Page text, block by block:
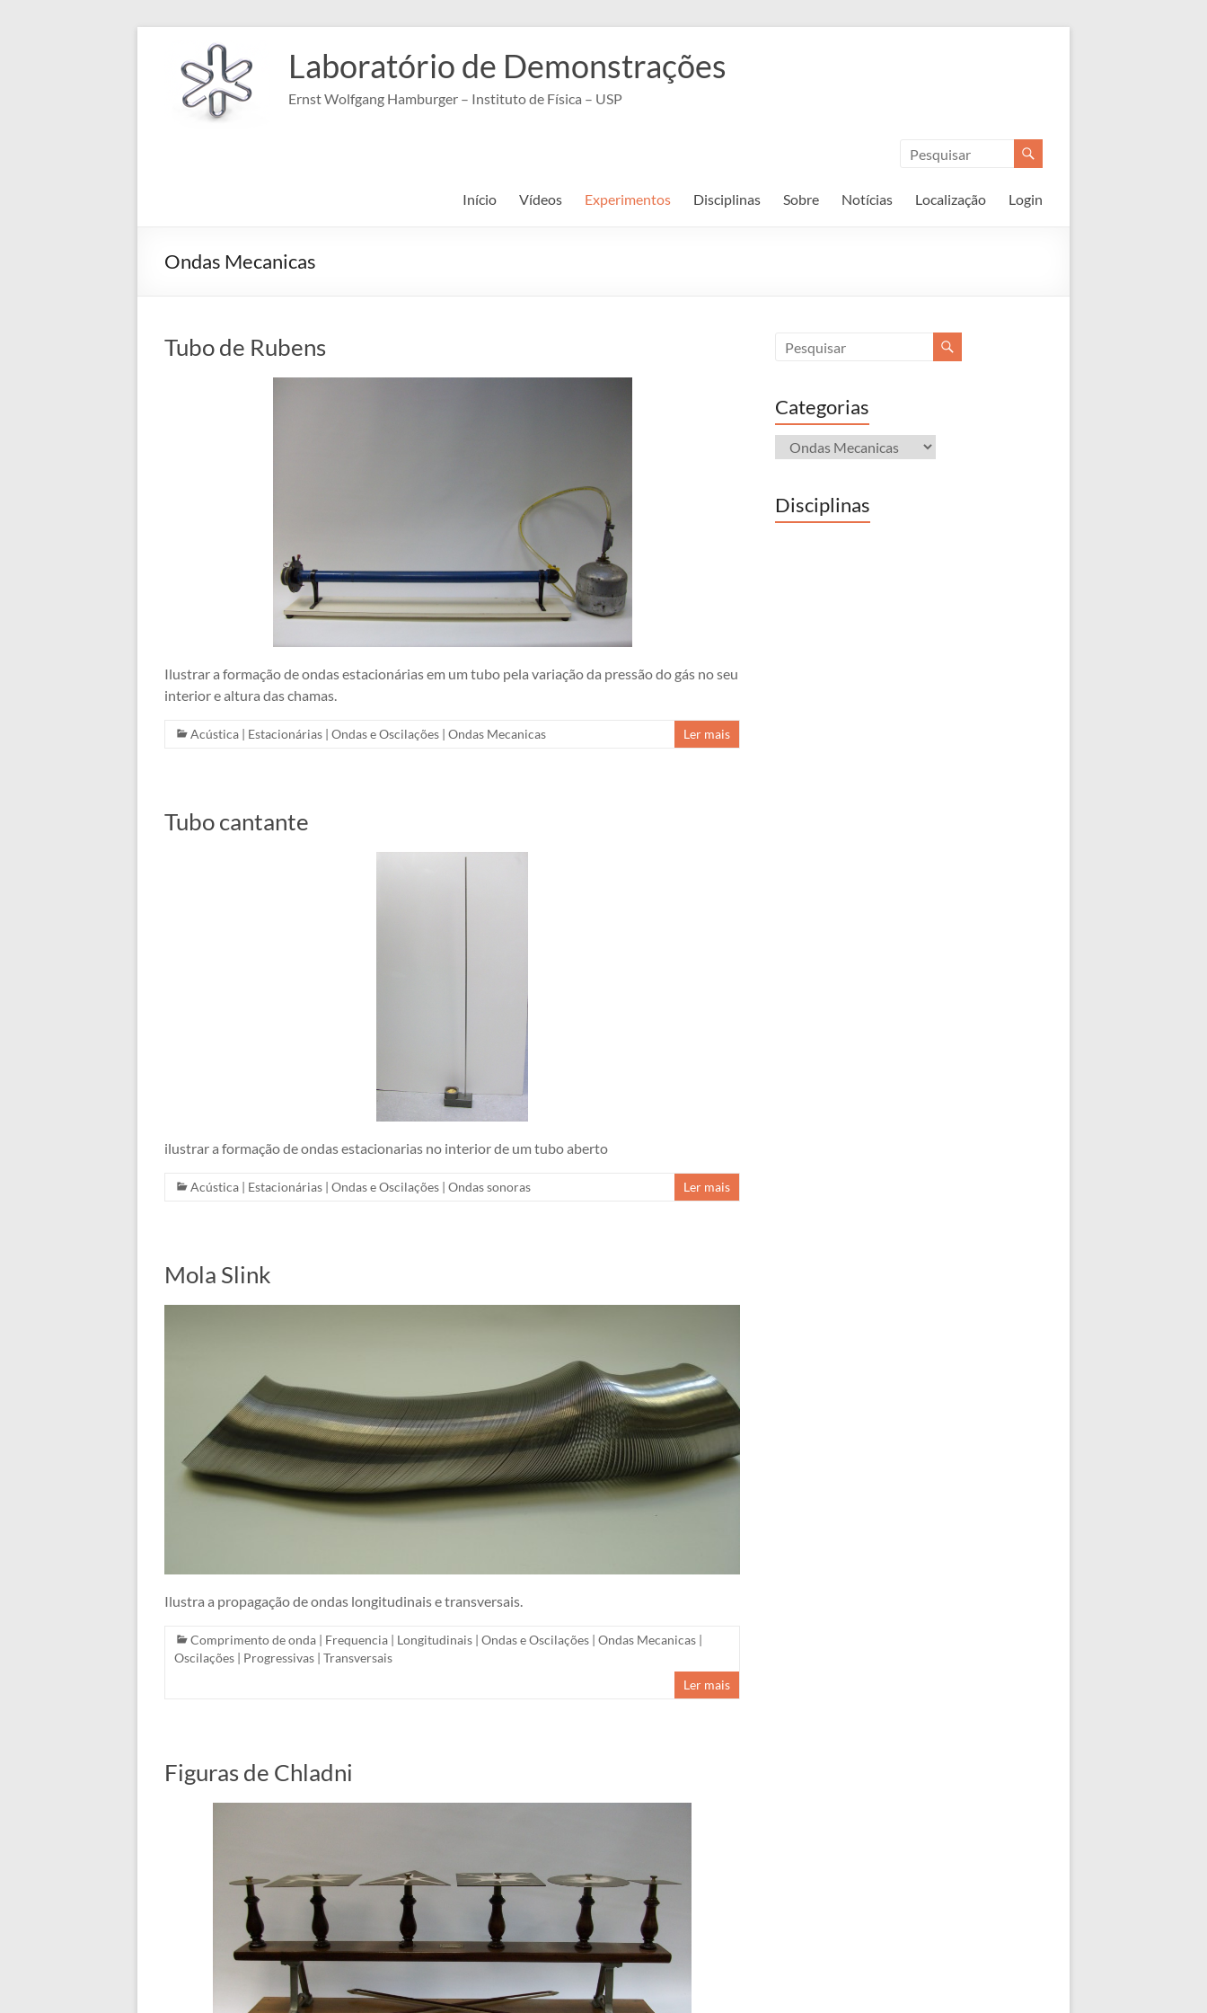
conteúdo
Laboratório de Demonstrações
Ernst Wolfgang Hamburger – Instituto de Física – USP
Início Vídeos Experimentos Disciplinas Sobre Notícias Localização Login
Ondas Mecanicas
Tubo de Rubens
Ilustrar a formação de ondas estacionárias em um tubo pela variação da pressão do gás no seu
interior e altura das chamas.
Acústica | Estacionárias | Ondas e Oscilações | Ondas Mecanicas Ler mais
Tubo cantante
ilustrar a formação de ondas estacionarias no interior de um tubo aberto
Acústica | Estacionárias | Ondas e Oscilações | Ondas sonoras Ler mais
Mola Slink
Ilustra a propagação de ondas longitudinais e transversais.
Comprimento de onda | Frequencia | Longitudinais | Ondas e Oscilações | Ondas Mecanicas |
Oscilações | Progressivas | Transversais
Ler mais
Figuras de Chladni
Categorias
Categorias
Disciplinas